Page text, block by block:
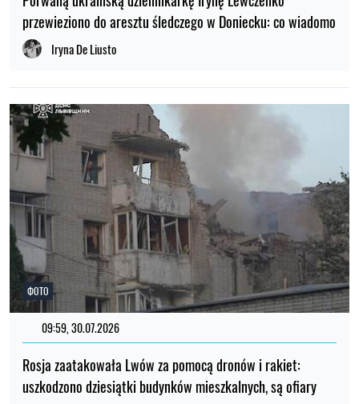
przewieziono do aresztu śledczego w Doniecku: co wiadomo
Iryna De Liusto
ФОТО
09:59, 30.07.2026
Rosja zaatakowała Lwów za pomocą dronów i rakiet:
uszkodzono dziesiątki budynków mieszkalnych, są ofiary